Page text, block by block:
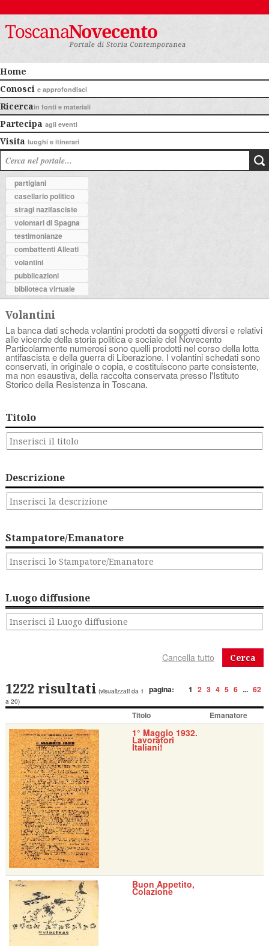
Home
Conosci e approfondisci
Ricercain fonti e materiali
Partecipa agli eventi
Visita luoghi e itinerari
partigiani
casellario politico
stragi nazifasciste
volontari di Spagna
testimonianze
combattenti Alleati
volantini
pubblicazioni
biblioteca virtuale
Volantini
La banca dati scheda volantini prodotti da soggetti diversi e relativi
alle vicende della storia politica e sociale del Novecento
Particolarmente numerosi sono quelli prodotti nel corso della lotta
antifascista e della guerra di Liberazione. I volantini schedati sono
conservati, in originale o copia, e costituiscono parte consistente,
ma non esaustiva, della raccolta conservata presso l'Istituto
Storico della Resistenza in Toscana.
Titolo
Descrizione
Stampatore/Emanatore
Luogo diffusione
Cerca
pagina: 1 2 3 4 5 6 ... 62
1222 risultati (visualizzati da 1
a 20)
Titolo Emanatore
1° Maggio 1932.
Lavoratori
Italiani!
Buon Appetito,
Colazione